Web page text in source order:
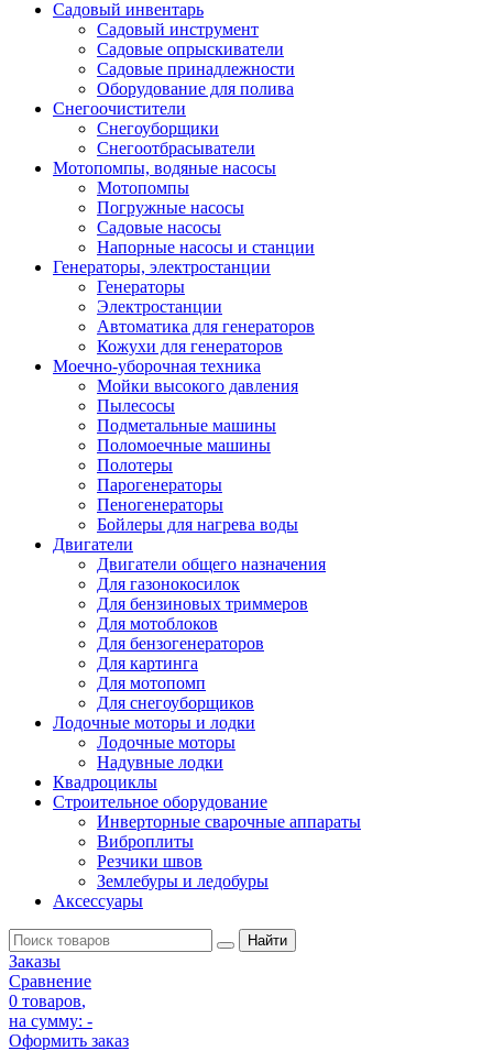
Садовый инвентарь
Садовый инструмент
Садовые опрыскиватели
Садовые принадлежности
Оборудование для полива
Снегоочистители
Снегоуборщики
Снегоотбрасыватели
Мотопомпы, водяные насосы
Мотопомпы
Погружные насосы
Садовые насосы
Напорные насосы и станции
Генераторы, электростанции
Генераторы
Электростанции
Автоматика для генераторов
Кожухи для генераторов
Моечно-уборочная техника
Мойки высокого давления
Пылесосы
Подметальные машины
Поломоечные машины
Полотеры
Парогенераторы
Пеногенераторы
Бойлеры для нагрева воды
Двигатели
Двигатели общего назначения
Для газонокосилок
Для бензиновых триммеров
Для мотоблоков
Для бензогенераторов
Для картинга
Для мотопомп
Для снегоуборщиков
Лодочные моторы и лодки
Лодочные моторы
Надувные лодки
Квадроциклы
Строительное оборудование
Инверторные сварочные аппараты
Виброплиты
Резчики швов
Землебуры и ледобуры
Аксессуары
Заказы
Сравнение
0 товаров,
на сумму: -
Оформить заказ